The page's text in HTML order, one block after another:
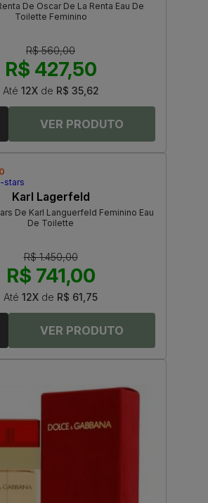
De Oscar De La Renta Eau De
Toilette Feminino
R$ 560,00
R$ 427,50
Até 12Xde R$ 35,62
Karl Lagerfeld
De Karl Languerfeld Feminino Eau
De Toilette
R$ 1.450,00
R$ 741,00
Até 12X de R$ 61,75